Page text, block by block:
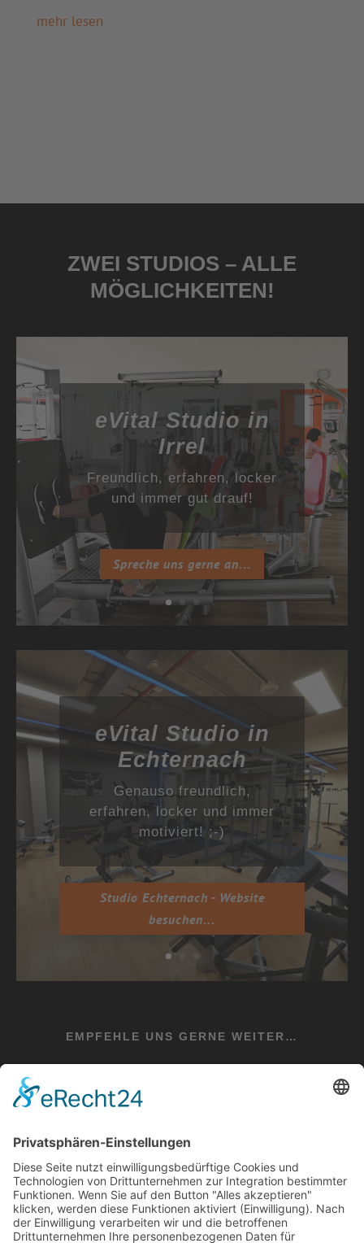
mehr lesen
ZWEI STUDIOS – ALLE
MÖGLICHKEITEN!
eVital Studio in
Irrel
Freundlich, erfahren, locker
und immer gut drauf!
Spreche uns gerne an...
eVital Studio in
Echternach
Genauso freundlich,
erfahren, locker und immer
motiviert! ;-)
Studio Echternach - Website
besuchen...
EMPFEHLE UNS GERNE WEITER…
teilen
+49 6525 934433 E-Mail: info@evital-irrel.de